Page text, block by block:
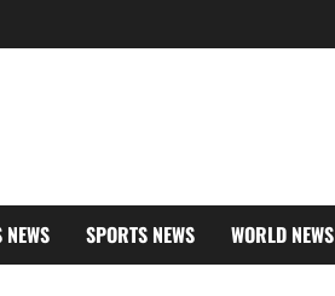
SPORTS NEWS WORLD NEWS